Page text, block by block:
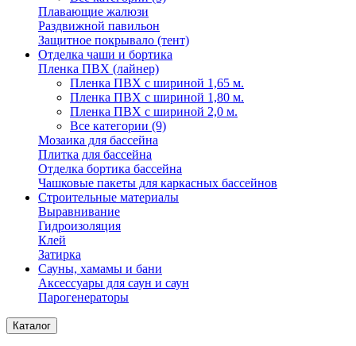
Плавающие жалюзи
Раздвижной павильон
Защитное покрывало (тент)
Отделка чаши и бортика
Пленка ПВХ (лайнер)
Пленка ПВХ с шириной 1,65 м.
Пленка ПВХ с шириной 1,80 м.
Пленка ПВХ с шириной 2,0 м.
Все категории (9)
Мозаика для бассейна
Плитка для бассейна
Отделка бортика бассейна
Чашковые пакеты для каркасных бассейнов
Строительные материалы
Выравнивание
Гидроизоляция
Клей
Затирка
Сауны, хамамы и бани
Аксессуары для саун и саун
Парогенераторы
Каталог